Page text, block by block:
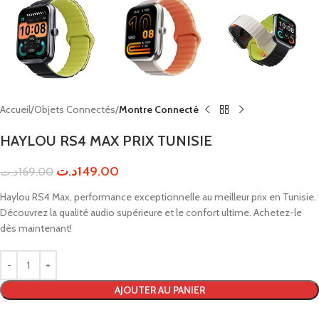
Accueil Objets Connectés Montre Connecté
HAYLOU RS4 MAX PRIX TUNISIE
169.00د.ت 149.00د.ت
Haylou RS4 Max, performance exceptionnelle au meilleur prix en Tunisie.
Découvrez la qualité audio supérieure et le confort ultime. Achetez-le
dès maintenant!
AJOUTER AU PANIER